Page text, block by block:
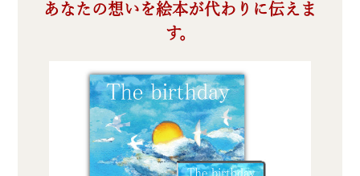
あなたの想いを絵本が代わりに伝えま
す。